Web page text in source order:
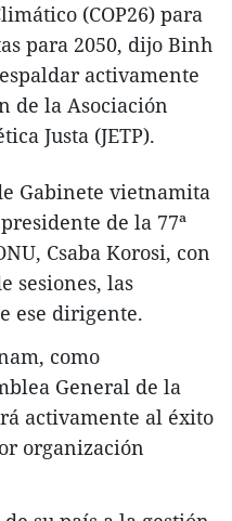
(COP26) para
para 2050, dijo Binh
activamente
de la Asociación
Justa (JETP).
Gabinete vietnamita
de la 77ª
Csaba Korosi, con
sesiones, las
ese dirigente.
como
General de la
activamente al éxito
organización